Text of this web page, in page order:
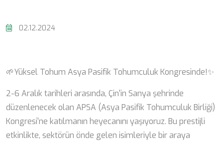
02.12.2024
🌱Yüksel Tohum Asya Pasifik Tohumculuk Kongresinde!✨
2-6 Aralık tarihleri arasında, Çin'in Sanya şehrinde
düzenlenecek olan APSA (Asya Pasifik Tohumculuk Birliği)
Kongresi'ne katılmanın heyecanını yaşıyoruz. Bu prestijli
etkinlikte, sektörün önde gelen isimleriyle bir araya